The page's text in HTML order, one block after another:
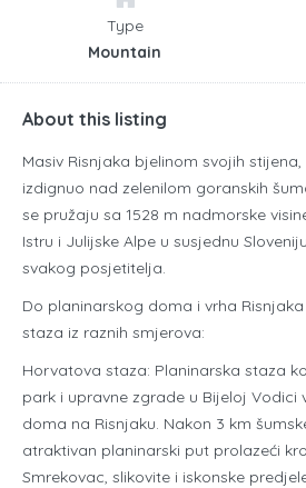
Type
Mountain
About this listing
Masiv Risnjaka bjelinom svojih
izdignuo nad zelenilom goranskih
se pružaju sa 1528 m nadmorske
Istru i Julijske Alpe u susjednu
svakog posjetitelja.
Do planinarskog doma i vrha
staza iz raznih smjerova:
Horvatova staza: Planinarska staza
park i upravne zgrade u Bijeloj Vodici
doma na Risnjaku. Nakon 3 km
atraktivan planinarski put prolazeći
Smrekovac, slikovite i iskonske